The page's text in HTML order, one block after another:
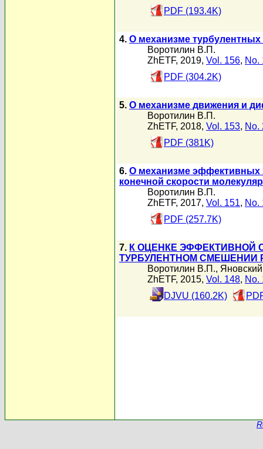
PDF (193.4K)
4. О механизме турбулентных
Воротилин В.П.
ZhETF, 2019, Vol. 156, No.
PDF (304.2K)
5. О механизме движения и
Воротилин В.П.
ZhETF, 2018, Vol. 153, No.
PDF (381K)
6. О механизме эффективных
конечной скорости
Воротилин В.П.
ZhETF, 2017, Vol. 151, No.
PDF (257.7K)
7. К ОЦЕНКЕ ЭФФЕКТИВНОЙ
ТУРБУЛЕНТНОМ
Воротилин В.П.,
ZhETF, 2015, Vol. 148, No.
DJVU (160.2K)